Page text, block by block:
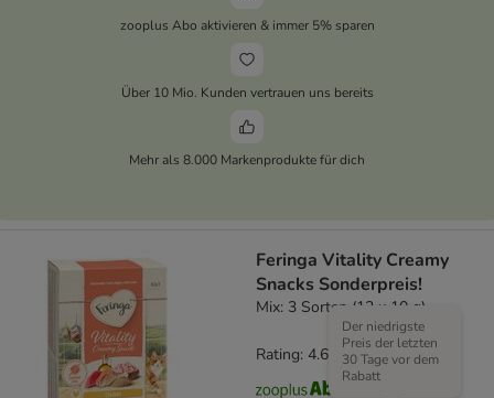
zooplus Abo aktivieren & immer 5% sparen
Über 10 Mio. Kunden vertrauen uns bereits
Mehr als 8.000 Markenprodukte für dich
Feringa Vitality Creamy
Snacks Sonderpreis!
Mix: 3 Sorten (12 x 10 g)
Der niedrigste
Preis der letzten
30 Tage vor dem
Rabatt
Rating: 4.6/5 (127